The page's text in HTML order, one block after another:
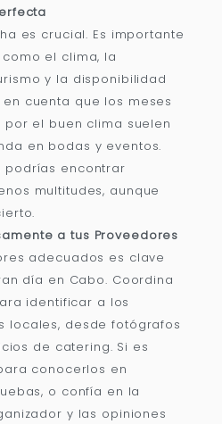
es crucial. Es importante
el clima, la
y la disponibilidad
cuenta que los meses
el buen clima suelen
en bodas y eventos.
podrías encontrar
multitudes, aunque
a tus Proveedores
adecuados es clave
día en Cabo. Coordina
identificar a los
locales, desde fotógrafos
de catering. Si es
conocerlos en
o confía en la
y las opiniones